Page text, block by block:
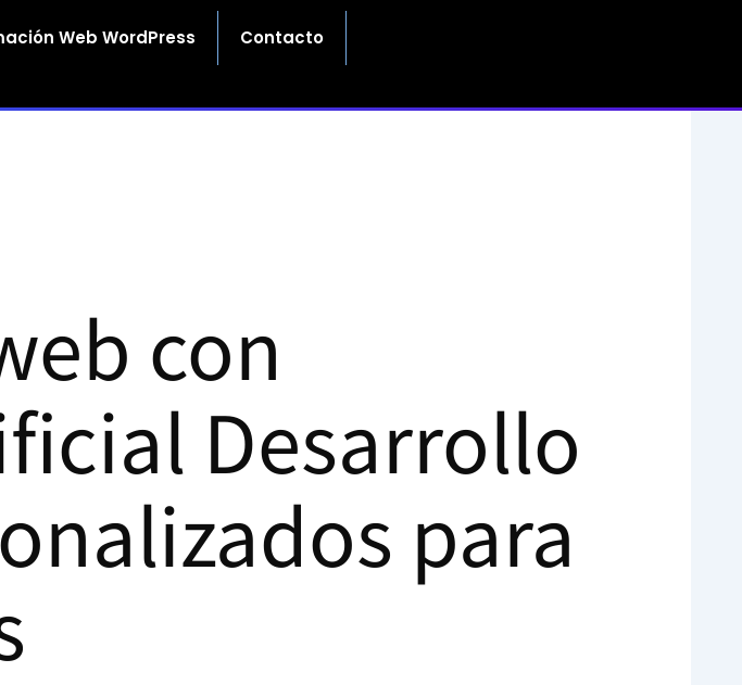
Web WordPress Contacto
con
Desarrollo
para